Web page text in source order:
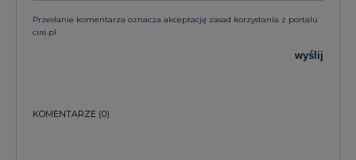
Przesłanie komentarza oznacza akceptację zasad korzystania z portalu
cire.pl
wyślij
KOMENTARZE (0)